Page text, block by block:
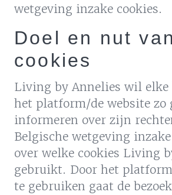
wetgeving inzake cookies.
Doel en nut van
cookies
Living by Annelies wil elke
het platform/de website zo
informeren over zijn
Belgische wetgeving
over welke cookies Living
gebruikt. Door het
te gebruiken gaat de